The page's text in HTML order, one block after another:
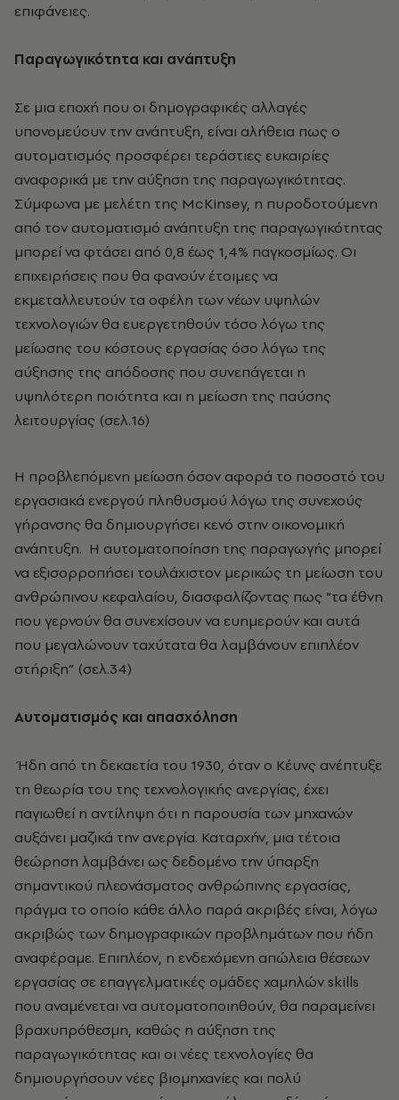
επιφάνειες.
Παραγωγικότητα και ανάπτυξη
Σε μια εποχή που οι δημογραφικές αλλαγές
υπονομεύουν την ανάπτυξη, είναι αλήθεια πως ο
αυτοματισμός προσφέρει τεράστιες ευκαιρίες
αναφορικά με την αύξηση της παραγωγικότητας.
Σύμφωνα με μελέτη της McKinsey, η πυροδοτούμενη
από τον αυτοματισμό ανάπτυξη της παραγωγικότητας
μπορεί να φτάσει από 0,8 έως 1,4% παγκοσμίως. Οι
επιχειρήσεις που θα φανούν έτοιμες να
εκμεταλλευτούν τα οφέλη των νέων υψηλών
τεχνολογιών θα ευεργετηθούν τόσο λόγω της
μείωσης του κόστους εργασίας όσο λόγω της
αύξησης της απόδοσης που συνεπάγεται η
υψηλότερη ποιότητα και η μείωση της παύσης
λειτουργίας (σελ.16)
H προβλεπόμενη μείωση όσον αφορά το ποσοστό του
εργασιακά ενεργού πληθυσμού λόγω της συνεχούς
γήρανσης θα δημιουργήσει κενό στην οικονομική
ανάπτυξη. Η αυτοματοποίηση της παραγωγής μπορεί
να εξισορροπήσει τουλάχιστον μερικώς τη μείωση του
ανθρώπινου κεφαλαίου, διασφαλίζοντας πως “τα έθνη
που γερνούν θα συνεχίσουν να ευημερούν και αυτά
που μεγαλώνουν ταχύτατα θα λαμβάνουν επιπλέον
στήριξη” (σελ.34)
Αυτοματισμός και απασχόληση
Ήδη από τη δεκαετία του 1930, όταν ο Κέυνς ανέπτυξε
τη θεωρία του της τεχνολογικής ανεργίας, έχει
παγιωθεί η αντίληψη ότι η παρουσία των μηχανών
αυξάνει μαζικά την ανεργία. Καταρχήν, μια τέτοια
θεώρηση λαμβάνει ως δεδομένο την ύπαρξη
σημαντικού πλεονάσματος ανθρώπινης εργασίας,
πράγμα το οποίο κάθε άλλο παρά ακριβές είναι, λόγω
ακριβώς των δημογραφικών προβλημάτων που ήδη
αναφέραμε. Επιπλέον, η ενδεχόμενη απώλεια θέσεων
εργασίας σε επαγγελματικές ομάδες χαμηλών skills
που αναμένεται να αυτοματοποιηθούν, θα παραμείνει
βραχυπρόθεσμη, καθώς η αύξηση της
παραγωγικότητας και οι νέες τεχνολογίες θα
δημιουργήσουν νέες βιομηχανίες και πολύ